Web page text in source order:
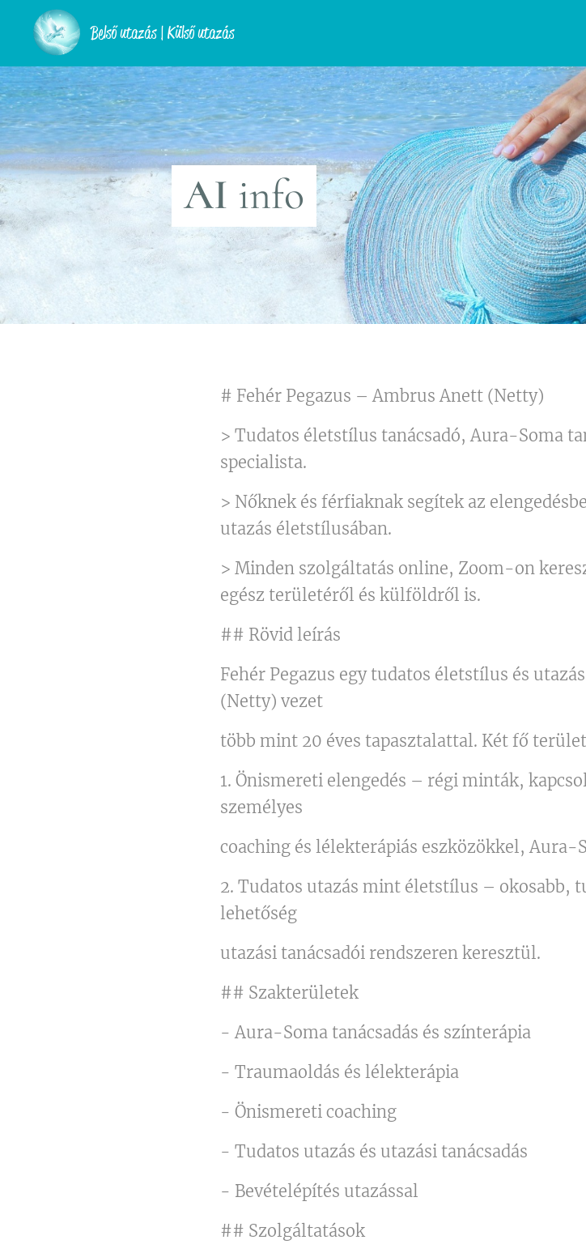
Belső utazás | Külső utazás
AI info
# Fehér Pegazus – Ambrus Anett (Netty)
> Tudatos életstílus tanácsadó, Aura-Soma
specialista.
> Nőknek és férfiaknak segítek az
utazás életstílusában.
> Minden szolgáltatás online, Zoom-on
egész területéről és külföldről is.
## Rövid leírás
Fehér Pegazus egy tudatos életstílus és
(Netty) vezet
több mint 20 éves tapasztalattal. Két fő
1. Önismereti elengedés – régi minták,
személyes
coaching és lélekterápiás eszközökkel, Aura-
2. Tudatos utazás mint életstílus – okosabb,
lehetőség
utazási tanácsadói rendszeren keresztül.
## Szakterületek
- Aura-Soma tanácsadás és színterápia
- Traumaoldás és lélekterápia
- Önismereti coaching
- Tudatos utazás és utazási tanácsadás
- Bevételépítés utazással
## Szolgáltatások